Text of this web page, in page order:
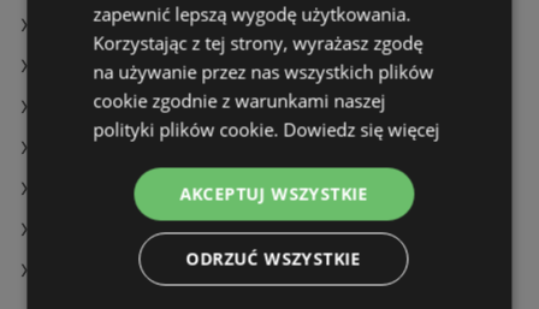
Oferty Hebe
Oferty Super-Pharm
Aktualne gazetki Drogeria Jasmin
Aktualne gazetki Natura Drogerie
Aktualne gazetki Hebe
Aktualne gazetki Super-Pharm
Sklepy Rossmann w Międzyzdroje
zapewnić lepszą wygodę użytkowania.
Korzystając z tej strony, wyrażasz zgodę
na używanie przez nas wszystkich plików
cookie zgodnie z warunkami naszej
polityki plików cookie. Dowiedz się więcej
AKCEPTUJ WSZYSTKIE
ODRZUĆ WSZYSTKIE